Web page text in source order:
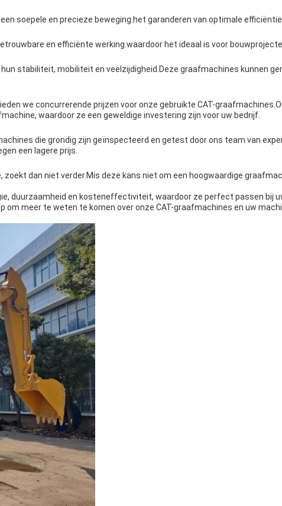
soepele en precieze beweging.het garanderen van optimale
en efficiënte werking.waardoor het ideaal is voor
stabiliteit, mobiliteit en veelzijdigheid.Deze graafmachines kunnen
we concurrerende prijzen voor onze gebruikte CAT-
waardoor ze een geweldige investering zijn voor uw bedrijf.
die grondig zijn geïnspecteerd en getest door ons team van
een lagere prijs.
dan niet verder.Mis deze kans niet om een hoogwaardige
duurzaamheid en kosteneffectiviteit, waardoor ze perfect passen bij
meer te weten te komen over onze CAT-graafmachines en uw